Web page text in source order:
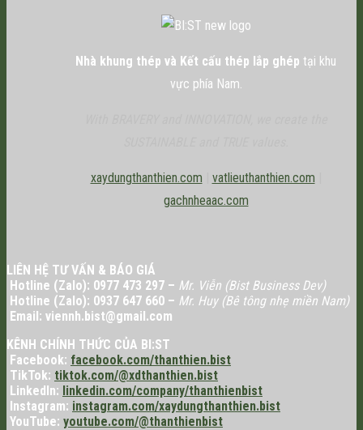
Nhà khung thép và Kết cấu thép lắp ghép tại khu
vực phía Nam.
xaydungthanthien.com vatlieuthanthien.com
gachnheaac.com
LIÊN HỆ TƯ VẤN & BÁO GIÁ
Hotline (Zalo): 0977 473 297 – Mr. Viễn (Bist Business Dev)
Hotline (Zalo): 0937 647 660 – Mr. Huy (Bê tông nhẹ miền Nam)
Email: viennh.bist@gmail.com
KÊNH CHÍNH THỨC CỦA BI:ST
Facebook: facebook.com/thanthien.bist
TikTok: tiktok.com/@xdthanthien.bist
LinkedIn: linkedin.com/company/thanthienbist
Instagram: instagram.com/xaydungthanthien.bist
YouTube: youtube.com/@thanthienbist